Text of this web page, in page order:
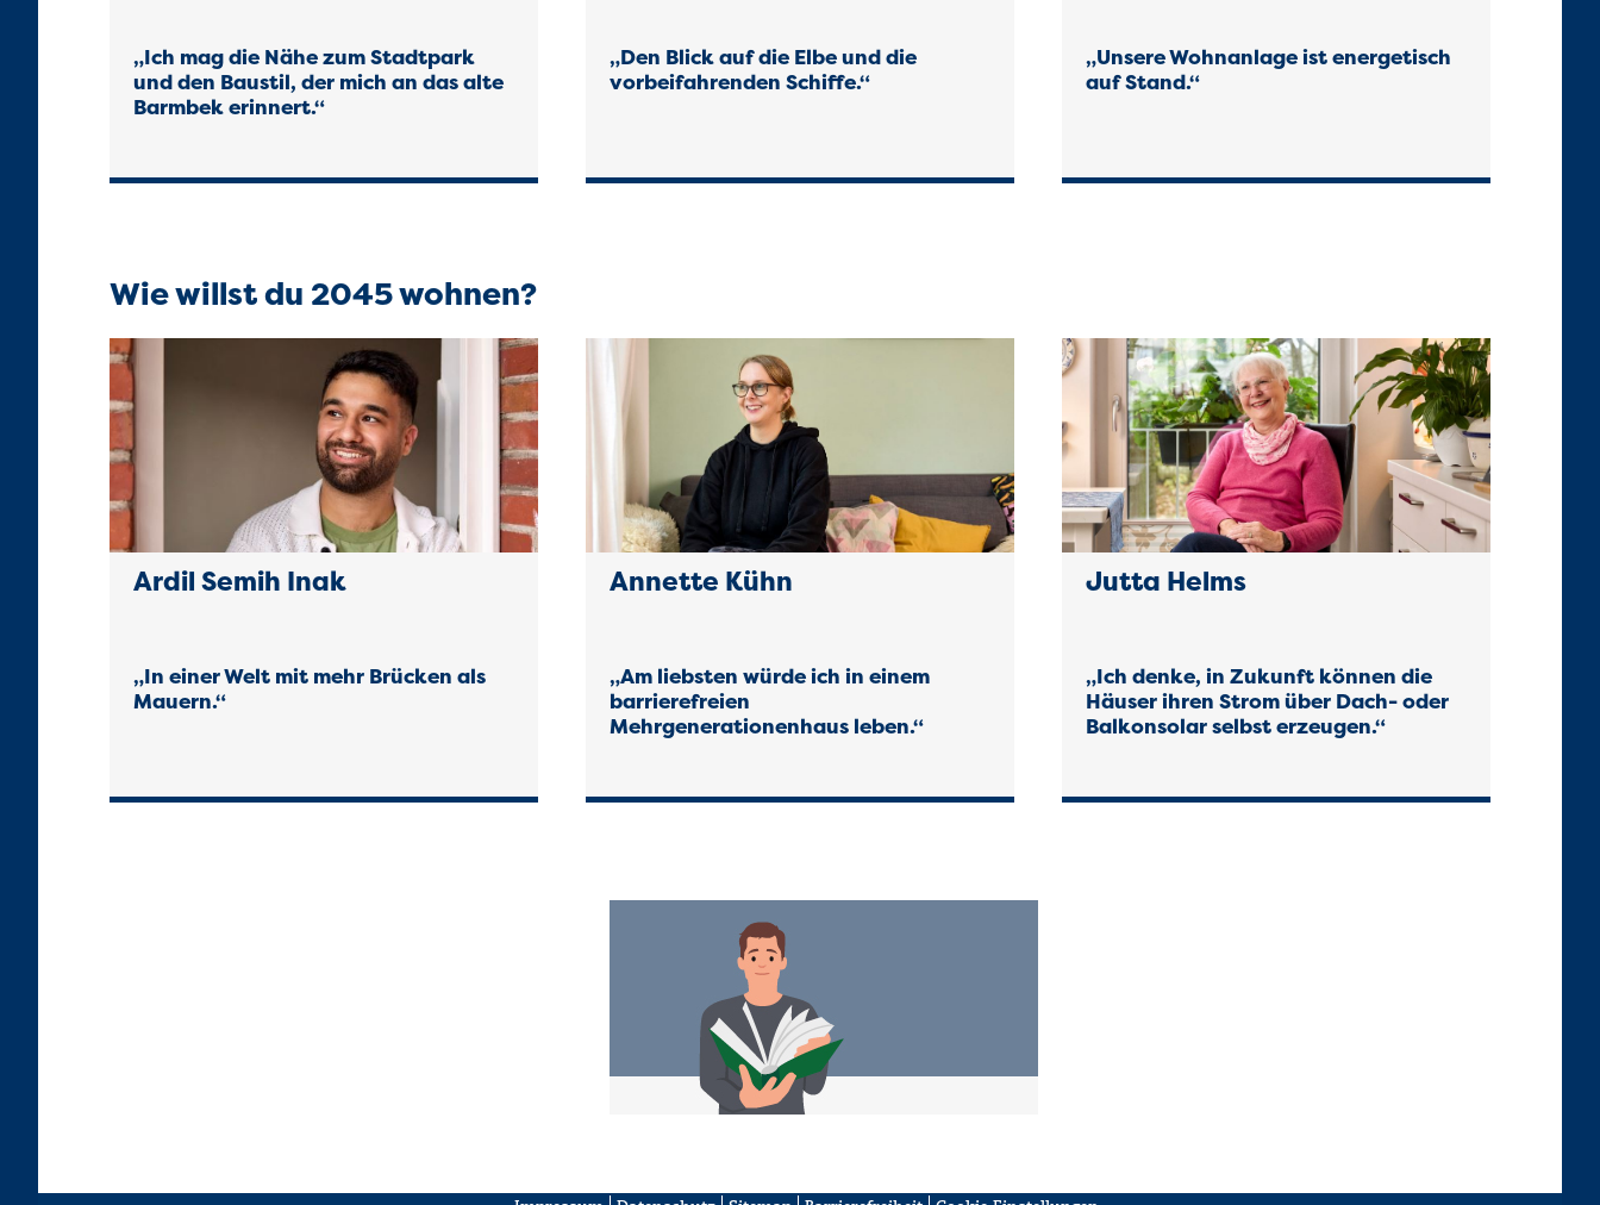
„Ich mag die Nähe zum Stadtpark
und den Baustil, der mich an das alte
Barmbek erinnert.“
„Den Blick auf die Elbe und die
vorbeifahrenden Schiffe.“
„Unsere Wohnanlage ist energetisch
auf Stand.“
Wie willst du 2045 wohnen?
Ardil Semih Inak
„In einer Welt mit mehr Brücken als
Mauern.“
Annette Kühn
„Am liebsten würde ich in einem
barrierefreien
Mehrgenerationenhaus leben.“
Jutta Helms
„Ich denke, in Zukunft können die
Häuser ihren Strom über Dach- oder
Balkonsolar selbst erzeugen.“